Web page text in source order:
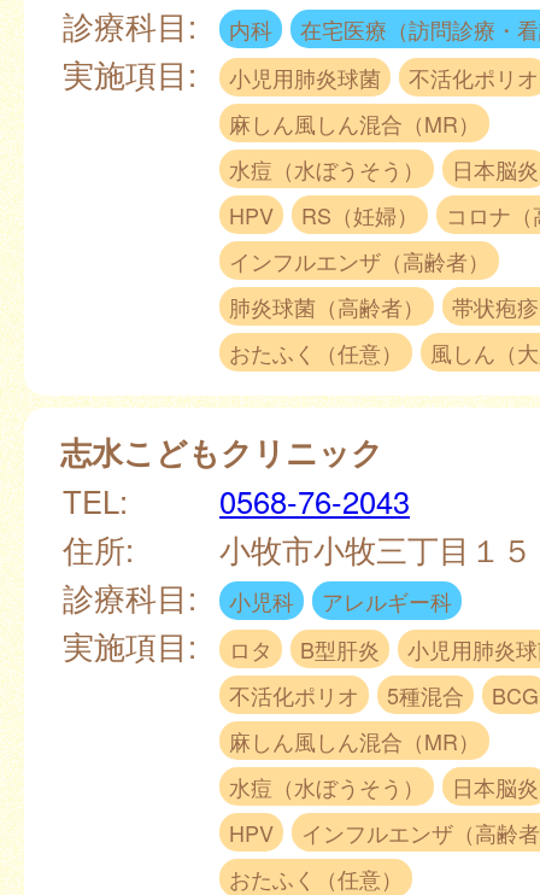
診療科目:
内科 在宅医療（訪問診療・
実施項目: 小児用肺炎球菌
不活化ポリオ
麻しん風しん混合（MR）
水痘（水ぼうそう）
日本脳炎
HPV
RS（妊婦）
コロナ
インフルエンザ（高齢者）
肺炎球菌（高齢者）
帯状疱
おたふく（任意）
風しん（
志水こどもクリニック
TEL:
0568-76-2043
住所:
小牧市小牧三丁目１
診療科目:
小児科 アレルギー科
実施項目: ロタ B型肝炎
小児用肺炎
不活化ポリオ
5種混合
BCG
麻しん風しん混合（MR）
水痘（水ぼうそう）
日本脳炎
HPV
インフルエンザ（高齢
おたふく（任意）